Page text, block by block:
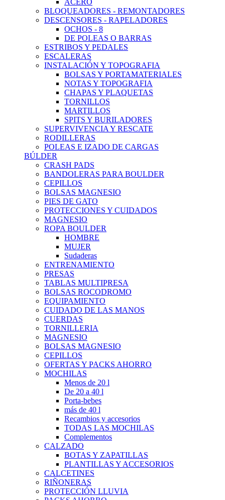
ACERO
BLOQUEADORES - REMONTADORES
DESCENSORES - RAPELADORES
OCHOS - 8
DE POLEAS O BARRAS
ESTRIBOS Y PEDALES
ESCALERAS
INSTALACIÓN Y TOPOGRAFIA
BOLSAS Y PORTAMATERIALES
NOTAS Y TOPOGRAFIA
CHAPAS Y PLAQUETAS
TORNILLOS
MARTILLOS
SPITS Y BURILADORES
SUPERVIVENCIA Y RESCATE
RODILLERAS
POLEAS E IZADO DE CARGAS
BÚLDER
CRASH PADS
BANDOLERAS PARA BOULDER
CEPILLOS
BOLSAS MAGNESIO
PIES DE GATO
PROTECCIONES Y CUIDADOS
MAGNESIO
ROPA BOULDER
HOMBRE
MUJER
Sudaderas
ENTRENAMIENTO
PRESAS
TABLAS MULTIPRESA
BOLSAS ROCODROMO
EQUIPAMIENTO
CUIDADO DE LAS MANOS
CUERDAS
TORNILLERIA
MAGNESIO
BOLSAS MAGNESIO
CEPILLOS
OFERTAS Y PACKS AHORRO
MOCHILAS
Menos de 20 l
De 20 a 40 l
Porta-bebes
más de 40 l
Recambios y accesorios
TODAS LAS MOCHILAS
Complementos
CALZADO
BOTAS Y ZAPATILLAS
PLANTILLAS Y ACCESORIOS
CALCETINES
RIÑONERAS
PROTECCIÓN LLUVIA